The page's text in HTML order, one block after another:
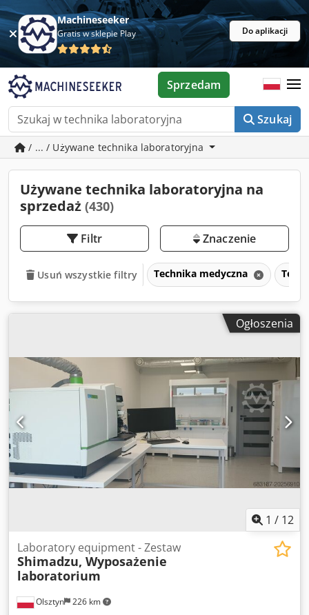
Machineseeker
Gratis w sklepie Play Do aplikacji
Szukaj
Sprzedam
/ ... / Używane technika laboratoryjna
Używane technika laboratoryjna na
sprzedaż (430)
Filtr Znaczenie
Usuń wszystkie filtry Technika medyczna
Ogłoszenia
1 / 12
Olsztyn 226 km
Laboratory equipment - Zestaw
Shimadzu, Wyposażenie
laboratorium